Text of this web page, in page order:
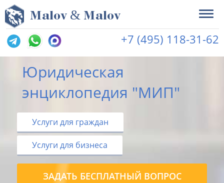
Malov & Malov
+7 (495) 118-31-62
Юридическая
энциклопедия "МИП"
Услуги для граждан
Услуги для бизнеса
ЗАДАТЬ БЕСПЛАТНЫЙ ВОПРОС